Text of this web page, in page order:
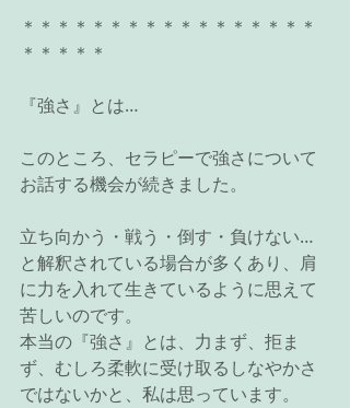
＊＊＊＊＊＊＊＊＊＊＊＊＊＊＊＊＊
＊＊＊＊＊
『強さ』とは…
このところ、セラピーで強さについて
お話する機会が続きました。
立ち向かう・戦う・倒す・負けない…
と解釈されている場合が多くあり、肩
に力を入れて生きているように思えて
苦しいのです。
本当の『強さ』とは、力まず、拒ま
ず、むしろ柔軟に受け取るしなやかさ
ではないかと、私は思っています。